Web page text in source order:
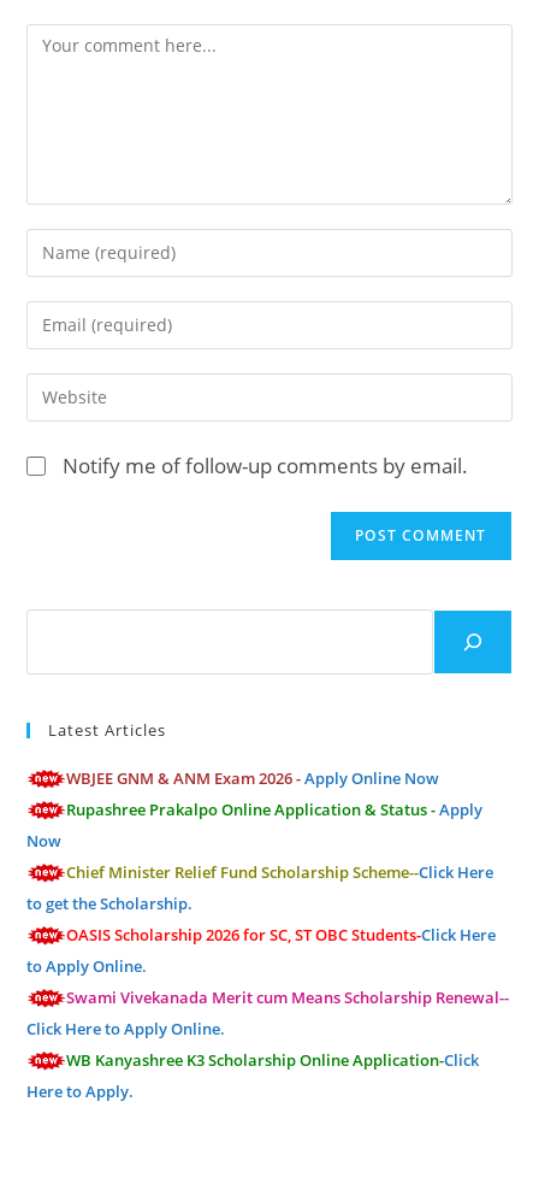
Comment
Enter
your
name
or
username
Enter
your
email
address
to
Enter
your
websiteNotify me of follow-up comments by email.
Latest Articles
WBJEE GNM & ANM Exam 2026 -Apply Online Now
Rupashree Prakalpo Online Application & Status -Apply
Now
Chief Minister Relief Fund Scholarship Scheme--Click Here
to get the Scholarship.
OASIS Scholarship 2026 for SC, ST OBC Students-Click Here
to Apply Online.
Swami Vivekanada Merit cum Means Scholarship Renewal--
Click Here to Apply Online.
WB Kanyashree K3 Scholarship Online Application-Click
Here to Apply.